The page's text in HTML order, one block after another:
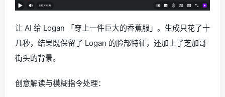
让 AI 给 Logan 「穿上一件巨大的香蕉服」。生成只花了十
几秒，结果既保留了 Logan 的脸部特征，还加上了芝加哥
街头的背景。
创意解读与模糊指令处理：